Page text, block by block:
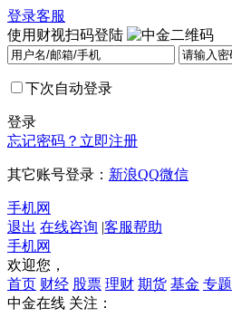
登录客服
使用财视扫码登陆
下次自动登录
登录
忘记密码？ 立即注册
其它账号登录： 新浪QQ微信
手机网
退出 在线咨询 |客服帮助
手机网
欢迎您，
首页 财经 股票 理财 期货 基金 专题
中金在线 关注：